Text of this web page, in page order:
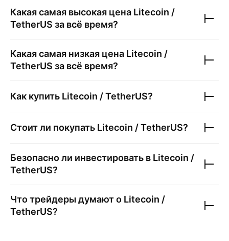
Какая самая высокая цена Litecoin /
TetherUS за всё время?
Какая самая низкая цена Litecoin /
TetherUS за всё время?
Как купить Litecoin / TetherUS?
Стоит ли покупать Litecoin / TetherUS?
Безопасно ли инвестировать в Litecoin /
TetherUS?
Что трейдеры думают о Litecoin /
TetherUS?